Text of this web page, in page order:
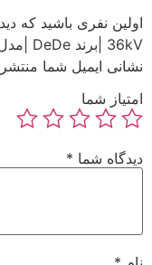
اولین نفری باشید که
36kV |برند DeDe |مدل BB36-120/60-RD”
نشانی ایمیل شما
امتیاز شما
دیدگاه شما *